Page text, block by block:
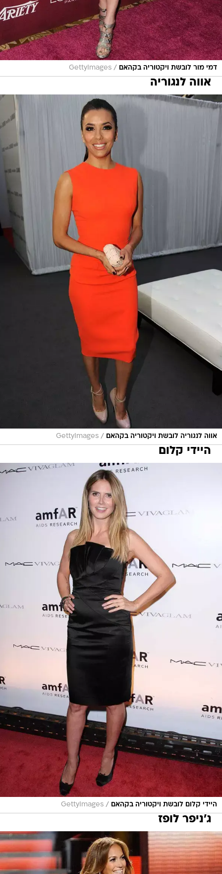
דמי מור לובשת ויקטוריה בקהאם /
GettyImages
אווה לנגוריה
אווה לנגוריה לובשת ויקטוריה בקהאם /
GettyImages
היידי קלום
היידי קלום לובשת ויקטוריה בקהאם /
GettyImages
ג'ניפר לופז